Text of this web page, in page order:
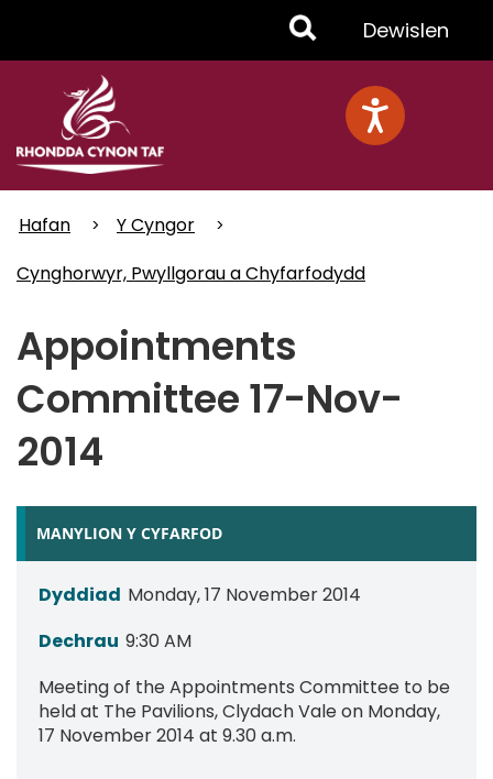
Toggle
Menu
Dewislen
Hafan
Y Cyngor
Cynghorwyr, Pwyllgorau a Chyfarfodydd
Appointments
Committee 17-Nov-
2014
MANYLION Y CYFARFOD
Dyddiad Monday, 17 November 2014
Dechrau 9:30 AM
Meeting of the Appointments Committee to be
held at The Pavilions, Clydach Vale on Monday,
17 November 2014 at 9.30 a.m.